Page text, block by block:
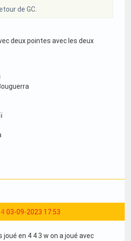
de GC.
deux pointes avec les deux
03-09-2023 17:53
joué en 4 4 3 w on a joué avec